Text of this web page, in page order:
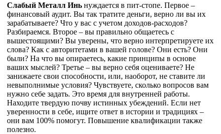
Слабый Металл Инь нуждается в пит-стопе. Первое –
финансовый аудит. Вы так тратите деньги, верно ли вы их
зарабатываете? Что у вас с учетом доходов-расходов?
Разбираемся. Второе – вы правильно общаетесь с
вышестоящими? Вы уверены, что верно интерпретируете их
слова? Как с авторитетами в вашей голове? Они есть? Они
были? На что вы опираетесь, какие принципы в основе
ваших мыслей? Третье – вы верно себя оцениваете? Не
занижаете свои способности, или, наоборот, не ставите ли
невыполнимые условия? Чувствуете, сколько вопросов вам
нужно себе задать. Это время для внутренней работы.
Находите твердую почву истинных убеждений. Если нет
уверенности в себе, ищите ответ в истории и традициях –
они вам 100% помогут. Повышение квалификации также
полезно.